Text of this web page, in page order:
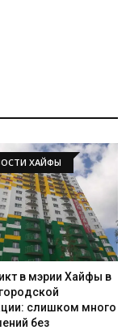
ХАЙФЫ
в мэрии Хайфы в
слишком много
без